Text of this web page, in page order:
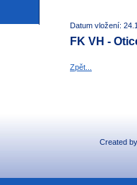
Datum vložení:
FK VH -
Zpět...
Created